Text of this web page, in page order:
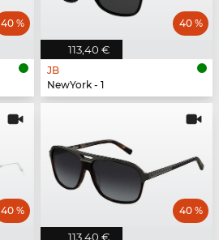
40 %
113,40 €
40 %
JB
NewYork - 1
40 %
113,40 €
40 %